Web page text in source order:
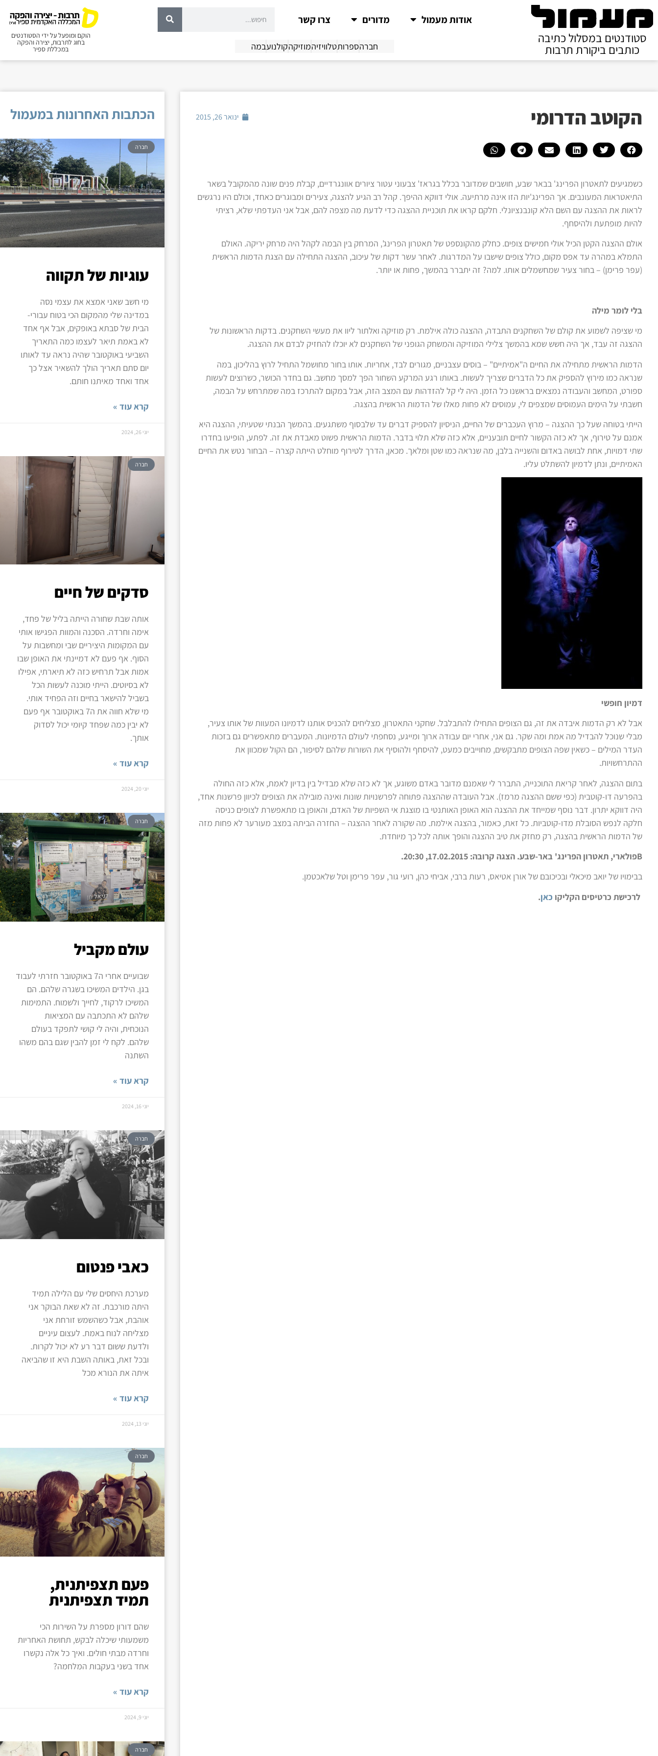
סטודנטים במסלול כתיבה
כותבים ביקורת תרבות
אודות מעמול מדורים צרו קשר
חברהספרותטלוויזיהמוזיקהקולנועבמה
הוקם ומופעל על ידי הסטודנטים
בחוג לתרבות, יצירה והפקה
במכללת ספיר
הקוטב הדרומי ינואר 26, 2015
כשמגיעים לתאטרון הפרינג' בבאר שבע, חושבים שמדובר בכלל בגראז' צבעוני עטור ציורים אוונגרדיים, קבלת פנים שונה מהמקובל בשאר
התיאטראות המעונבים. אך הפרינג'יות הזו אינה מרתיעה. אולי דווקא ההיפך. קהל רב הגיע להצגה, צעירים ומבוגרים כאחד, וכולם היו נרגשים
לראות את ההצגה עם השם הלא קונבנציונלי. חלקם קראו את תוכניית ההצגה כדי לדעת מה מצפה להם, אבל אני העדפתי שלא, רציתי
להיות מופתעת ולהיסחף.
אולם ההצגה הקטן הכיל אולי חמישים צופים. כחלק מהקונספט של תאטרון הפרינג', המרחק בין הבמה לקהל היה מרחק יריקה. האולם
התמלאבמהרה עד אפס מקום, כולל צופים שישבו על המדרגות. לאחר עשר דקות של עיכוב, ההצגה התחילה עם הצגת הדמות הראשית
(עפר פרימן) – בחור צעיר שמחשמלים אותו. למה? זה יתברר בהמשך, פחות או יותר.
בלי לומר מילה
מי שציפה לשמוע את קולם של השחקנים התבדה, ההצגה כולה אילמת. רק מוזיקה ואלתור ליוו את מעשי השחקנים. בדקות הראשונות של
ההצגה זה עבד, אך היה חשש שמא בהמשך צלילי המוזיקה והמשחק הגופני של השחקנים לא יוכלו להחזיק לבדם את ההצגה.
הדמות הראשית מתחילה את החיים ה"אמיתיים" – בוסים עצבניים, מגורים לבד, אחריות. אותו בחור מחושמל התחיל לרוץ בהליכון, במה
שנראה כמו מירוץ להספיק את כל הדברים שצריך לעשות. באותו רגע המרקע השחור הפך למסך מחשב. גם בחדר הכושר, כשרוצים לעשות
ספורט, המחשב והעבודה נמצאים בראשנו כל הזמן. היה לי קל להזדהות עם המצב הזה, אבל במקום להתרכז במה שמתרחש על הבמה,
חשבתי על הימים העמוסים שמצפים לי, עמוסים לא פחות מאלו של הדמות הראשית בהצגה.
הייתי בטוחה שעל כך ההצגה – מרוץ העכברים של החיים, הניסיון להספיק דברים עד שלבסוף משתגעים. בהמשך הבנתי שטעיתי, ההצגה היא
אמנם על טירוף, אך לא כזה הקשור לחיים תובעניים, אלא כזה שלא תלוי בדבר. הדמות הראשית פשוט מאבדת את זה. לפתע, הופיעו בחדרו
שתי דמויות, אחת לבושה באדום והשנייה בלבן, מה שנראה כמו שטן ומלאך. מכאן, הדרך לטירוף מוחלט הייתה קצרה – הבחור נטש את החיים
האמיתיים, ונתן לדמיון להשתלט עליו.
דמיון חופשי
אבל לא רק הדמות איבדה את זה, גם הצופים התחילו להתבלבל. שחקני התאטרון, מצליחים להכניס אותנו לדמיונו המעוות של אותו צעיר,
מבלי שנוכל להבדיל מה אמת ומה שקר. גם אני, אחרי יום עבודה ארוך ומייגע, נסחפתי לעולם הדמיונות. המעברים מתאפשרים גם בזכות
העדר המילים – כשאין שפה הצופים מתבקשים, מחוייבים כמעט, להיסחף ולהוסיף את השורות שלהם לסיפור, הם הקול שמכוון את
ההתרחשויות.
בתום ההצגה, לאחר קריאת התוכנייה, התברר לי שאמנם מדובר באדם משוגע, אך לא כזה שלא מבדיל בין בדיון לאמת, אלא כזה החולה
בהפרעה דו-קוטבית (כפי ששם ההצגה מרמז). אבל העובדה שההצגה פתוחה לפרשנויות שונות ואינה מובילה את הצופים לכיוון פרשנות אחד,
היה דווקא יתרון. דבר נוסף שמייחד את ההצגה הוא האופן האותנטי בו מוצגת אי השפיות של האדם, והאופן בו מתאפשרת לצופים כניסה
חלקה לנפש הסובלת מדו-קוטביות. כל זאת, כאמור, בהצגה אילמת. מה שקורה לאחר ההצגה – החזרה הביתה במצב מעורער לא פחות מזה
של הדמות הראשית בהצגה, רק מחזק את טיב ההצגה והופך אותה לכל כך מיוחדת.
Bפולארי, תאטרון הפרינג' באר-שבע. הצגה קרובה: 17.02.2015, 20:30.
בבימויו של יואב מיכאלי ובכיכובם של אורן אטיאס, רעות ברבי, אביחי כהן, רועי גור, עפר פרימן וטל שלאכטמן.
לרכישת כרטיסים הקליקו כאן.
הכתבות האחרונות במעמול
חברה
עוגיות של תקווה
מי חשב שאני אמצא את עצמי נסה
במדינה שלי מהמקום הכי בטוח עבורי-
הבית של סבתא באופקים, אבל אף אחד
לא באמת תיאר לעצמו כמה התאריך
השביעי באוקטובר שהיה נראה עד לאותו
יום סתם תאריך הולך להשאיר אצל כך
אחד ואחד מאיתנו חותם.
קרא עוד »
יוני 26, 2024
חברה
סדקים של חיים
אותה שבת שחורה הייתה בליל של פחד,
אימה וחרדה. הסכנה והמוות הפגישו אותי
עם המקומות היציריים שבי ומחשבות על
הסוף. אף פעם לא דמיינתי את האופן שבו
אמות אבל תרחיש כזה לא תיארתי, אפילו
לא בסיוטים. הייתי מוכנה לעשות הכל
בשביל להישאר בחיים וזה הפחיד אותי.
מי שלא חווה את ה7 באוקטובר אף פעם
לא יבין כמה שפחד קיומי יכול לסדוק
אותך.
קרא עוד »
יוני 20, 2024
חברה
עולם מקביל
שבועיים אחרי ה7 באוקטובר חזרתי לעבוד
בגן. הילדים המשיכו בשגרה שלהם. הם
המשיכו לרקוד, לחייך ולשמוח. התמימות
שלהם לא התכתבה עם המציאות
הנוכחית, והיה לי קושי לתפקד בעולם
שלהם. לקח לי זמן להבין שגם בהם משהו
השתנה
קרא עוד »
יוני 16, 2024
חברה
כאבי פנטום
מערכת היחסים שלי עם הלילה תמיד
היתה מורכבת. זה לא שאת הבוקר אני
אוהבת, אבל כשהשמש זורחת אני
מצליחה לנוח באמת. לעצום עיניים
ולדעת ששום דבר רע לא יכול לקרות.
ובכל זאת, באותה השבת היא זו שהביאה
איתה את הנורא מכל
קרא עוד »
יוני 13, 2024
חברה
פעם תצפיתנית,
תמיד תצפיתנית
שהם דורון מספרת על השירות הכי
משמעותי שיכלה לבקש, תחושת האחריות
וחרדה מבתי חולים. ואיך כל אלה נקשרו
אחד בשני בעקבות המלחמה?
קרא עוד »
יוני 9, 2024
חברה